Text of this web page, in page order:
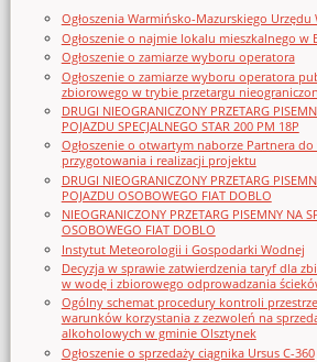
Ogłoszenia Warmińsko-Mazurskiego
Ogłoszenie o najmie lokalu mieszkalnego w
Ogłoszenie o zamiarze wyboru operatora
Ogłoszenie o zamiarze wyboru operatora
zbiorowego w trybie przetargu
DRUGI NIEOGRANICZONY PRZETARG
POJAZDU SPECJALNEGO STAR 200 PM 18P
Ogłoszenie o otwartym naborze Partnera
przygotowania i realizacji projektu
DRUGI NIEOGRANICZONY PRZETARG
POJAZDU OSOBOWEGO FIAT DOBLO
NIEOGRANICZONY PRZETARG PISEMNY NA
OSOBOWEGO FIAT DOBLO
Instytut Meteorologii i Gospodarki Wodnej
Decyzja w sprawie zatwierdzenia taryf dla
w wodę i zbiorowego odprowadzania
Ogólny schemat procedury kontroli
warunków korzystania z zezwoleń na
alkoholowych w gminie Olsztynek
Ogłoszenie o sprzedaży ciągnika Ursus C-360